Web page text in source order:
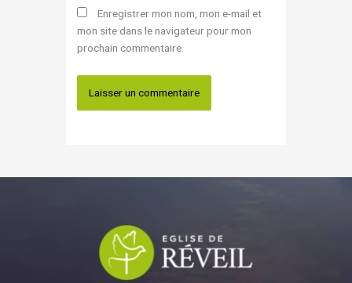
Enregistrer mon nom, mon e-mail et
mon site dans le navigateur pour mon
prochain commentaire.